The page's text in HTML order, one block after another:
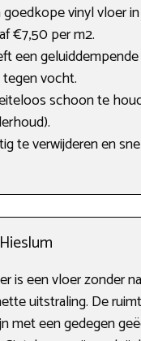
goedkope vinyl vloer
€7,50 per m2.
een
vocht.
schoon te
te verwijderen en
is een vloer zonder
uitstraling. De
met een gedegen